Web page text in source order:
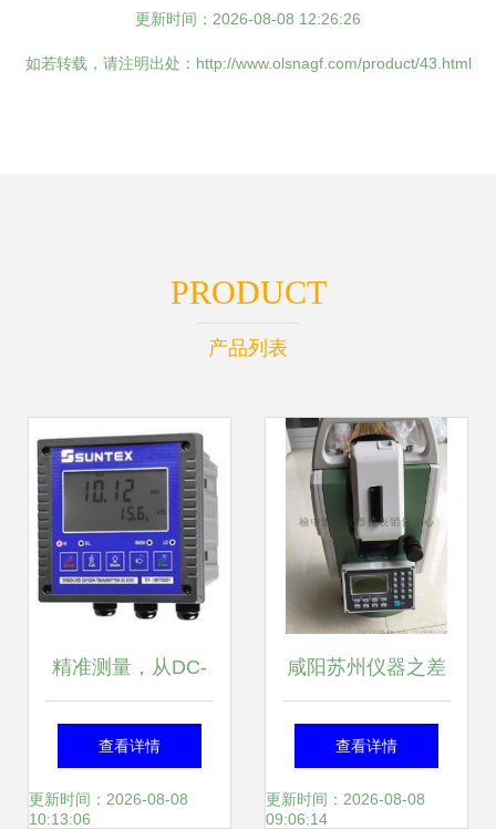
更新时间：2026-08-08 12:26:26
如若转载，请注明出处：http://www.olsnagf.com/product/43.html
PRODUCT
产品列表
精准测量，从DC-
5300在线溶氧仪开
始——上海洪富仪
查看详情
更新时间：2026-08-08
10:13:06
咸阳苏州仪器之差
一光全站仪与榆中
汇锦仪表销售中心
查看详情
更新时间：2026-08-08
09:06:14